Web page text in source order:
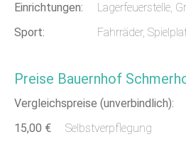
Einrichtungen:
Lagerfeuerstelle,
Sport:
Fahrräder,
Preise Bauernhof
Vergleichspreise (unverbindlich):
15,00 €
Selbstverpflegung